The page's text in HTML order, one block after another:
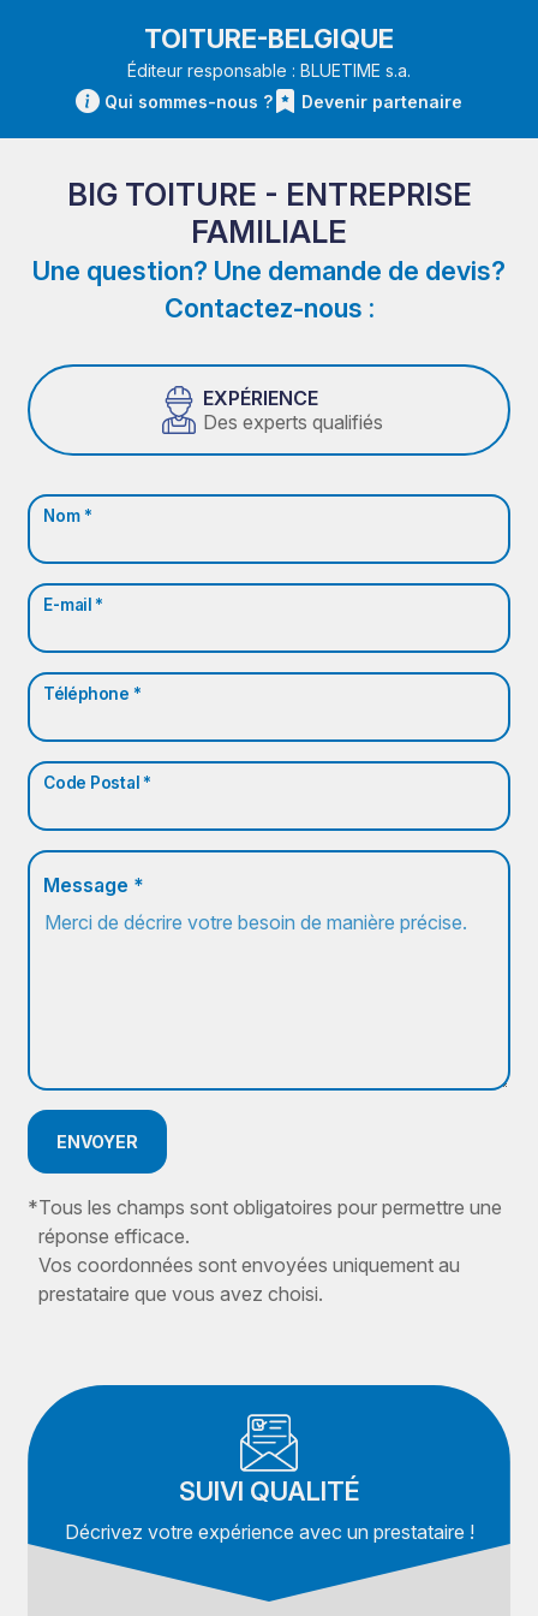
TOITURE-BELGIQUE
Éditeur responsable : BLUETIME s.a.
Qui sommes-nous ?
Devenir partenaire
BIG TOITURE - ENTREPRISE
FAMILIALE
Une question? Une demande de devis?
Contactez-nous :
EXPÉRIENCE
Des experts qualifiés
Nom *
E-mail *
Téléphone *
Code Postal *
Message *
ENVOYER
*Tous les champs sont obligatoires pour permettre une
réponse efficace.
Vos coordonnées sont envoyées uniquement au
prestataire que vous avez choisi.
SUIVI QUALITÉ
Décrivez votre expérience avec un prestataire !